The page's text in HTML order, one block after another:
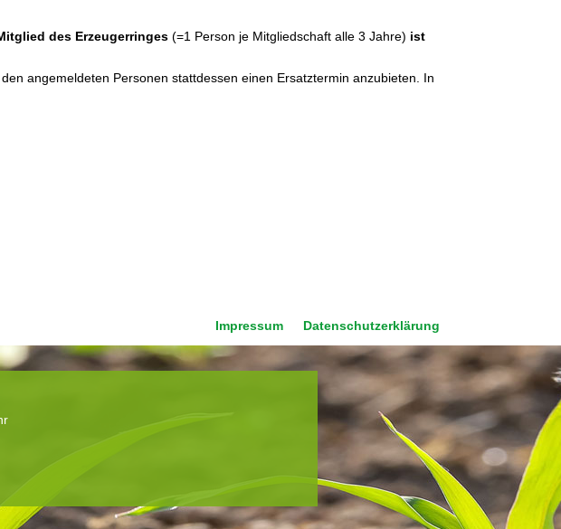
des Erzeugerringes (=1 Person je Mitgliedschaft alle 3 Jahre) ist
angemeldeten Personen stattdessen einen Ersatztermin anzubieten. In
Impressum Datenschutzerklärung